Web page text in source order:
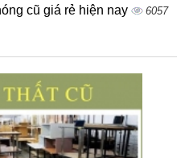
cũ giá rẻ hiện nay 6057